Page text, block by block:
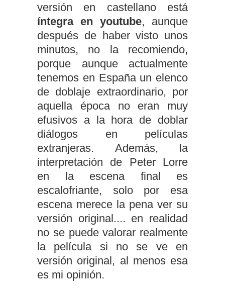
versión en castellano está
íntegra en youtube, aunque
después de haber visto unos
minutos, no la recomiendo,
porque aunque actualmente
tenemos en España un elenco
de doblaje extraordinario, por
aquella época no eran muy
efusivos a la hora de doblar
diálogos en películas
extranjeras. Además, la
interpretación de Peter Lorre
en la escena final es
escalofriante, solo por esa
escena merece la pena ver su
versión original.... en realidad
no se puede valorar realmente
la película si no se ve en
versión original, al menos esa
es mi opinión.